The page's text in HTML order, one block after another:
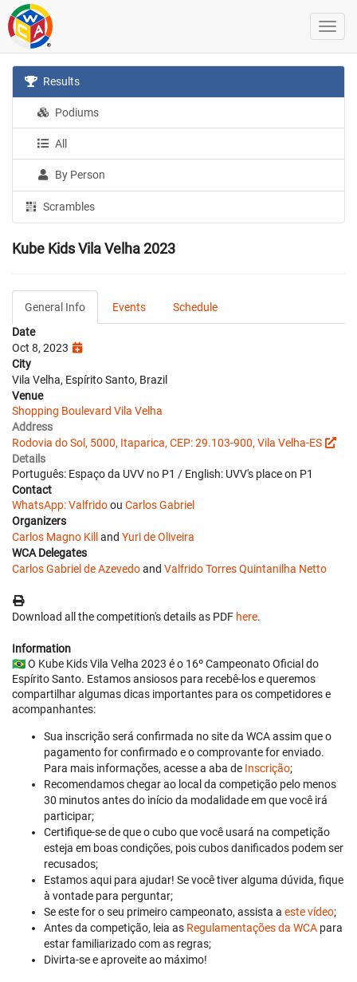
Results
Podiums
All
By Person
Scrambles
Kube Kids Vila Velha 2023
General Info Events
Schedule
Date
Oct 8, 2023
City
Vila Velha, Espírito Santo, Brazil
Venue
Shopping Boulevard Vila Velha
Address
Rodovia do Sol, 5000, Itaparica, CEP: 29.103-900, Vila Velha-ES
Details
Português: Espaço da UVV no P1 / English: UVV's place on P1
Contact
WhatsApp: Valfridoou Carlos Gabriel
Organizers
Carlos Magno Kill and Yuri de Oliveira
WCA Delegates
Carlos Gabriel de Azevedoand Valfrido Torres Quintanilha Netto
Download all the competition's details as PDF here.
Information
🇧🇷 O Kube Kids Vila Velha 2023 é o 16º Campeonato Oficial do
Espírito Santo. Estamos ansiosos para recebê-los e queremos
compartilhar algumas dicas importantes para os competidores e
acompanhantes:
Sua inscrição será confirmada no site da WCA assim que o
pagamento for confirmado e o comprovante for enviado.
Para mais informações, acesse a aba de Inscrição;
Recomendamos chegar ao local da competição pelo menos
30 minutos antes do início da modalidade em que você irá
participar;
Certifique-se de que o cubo que você usará na competição
esteja em boas condições, pois cubos danificados podem ser
recusados;
Estamos aqui para ajudar! Se você tiver alguma dúvida, fique
à vontade para perguntar;
Se este for o seu primeiro campeonato, assista a este vídeo;
Antes da competição, leia as Regulamentações da WCA para
estar familiarizado com as regras;
Divirta-se e aproveite ao máximo!